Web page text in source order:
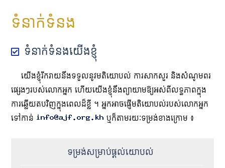
ទំនាក់ទំនង
ទំនាក់ទំនង​យើង​ខ្ញុំ
យើង​ខ្ញុំ​រីក​រាយ​នឹង​ទទួល​នូវ​មតិ​យោបល់ ការ​សាក​សួរ និង​សំណូមពរ​
ផ្សេងៗ​របស់​លោក​អ្នក ហើយ​យើង​ខ្ញុំ​នឹង​ព្យាយាម​ឱ្យ​អស់​ពី​លទ្ធភាព​ក្នុង​
ការ​ឆ្លើយ​តប​វិញ​ក្នុង​ពេល​ដ៏​ខ្លី ។ អ្នក​អាច​ផ្ញើ​មតិ​យោបល់​របស់​លោក​អ្នក​
ទៅ​កាន់
ឬ​ក៏​តាម​រយៈ​ទម្រង់​ខាង​ក្រោម ៖
ទម្រង់​សម្រាប់​ផ្តល់​យោបល់